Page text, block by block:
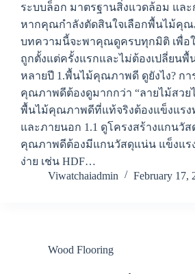
ระบบล็อก มาตรฐานสิ่งแวดล้อม และ
หากคุณกำลังตัดสินใจเลือกพื้นไม้คุ
บทความนี้จะพาคุณดูครบทุกมิติ เพื่อ
ถูกตั้งแต่ครั้งแรกและไม่ต้องเปลี่ยนพื้
หลายปี 1.พื้นไม้คุณภาพดี ดูยังไง? กา
คุณภาพดีต้องดูมากกว่า “ลายไม้สวย
พื้นไม้คุณภาพดีที่แท้จริงต้องแข็งแรง
และภายนอก 1.1 ดูโครงสร้างแกนวั
คุณภาพดีต้องมีแกนวัสดุแน่น แข็งแร
ง่าย เช่น HDF…
Viwatchaiadmin
February 17,
Wood Flooring